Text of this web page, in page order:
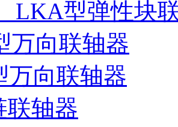
LKA型弹性块
万向联轴器
万向联轴器
联轴器